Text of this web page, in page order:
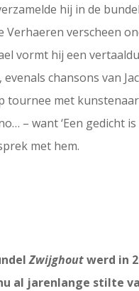
hij in de
Verhaeren verscheen
vormt hij een
chansons van
tournee met
– want ‘Een gedicht
met hem.
Zwijghoutwerd in
al jarenlange stilte